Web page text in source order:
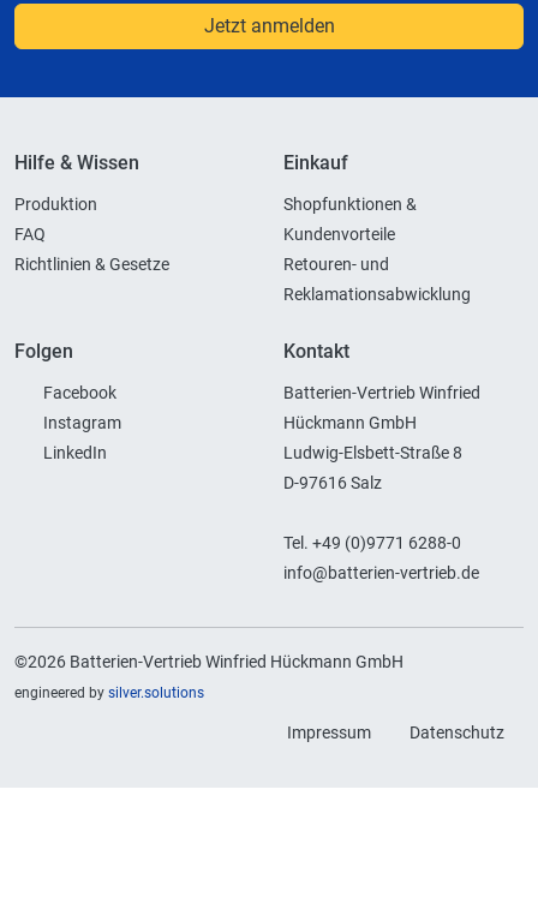
Jetzt anmelden
Hilfe & Wissen
Produktion
FAQ
Richtlinien & Gesetze
Einkauf
Shopfunktionen &
Kundenvorteile
Retouren- und
Reklamationsabwicklung
Folgen
Facebook
Instagram
LinkedIn
Kontakt
Batterien-Vertrieb Winfried
Hückmann GmbH
Ludwig-Elsbett-Straße 8
D-97616 Salz
Tel. +49 (0)9771 6288-0
info@batterien-vertrieb.de
©2026 Batterien-Vertrieb Winfried Hückmann GmbH
engineered by silver.solutions
Impressum Datenschutz